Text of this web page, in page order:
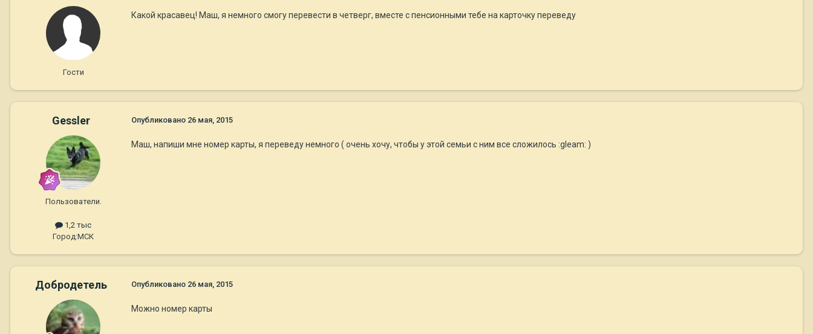
Гости
Какой красавец! Маш, я немного смогу перевести в четверг, вместе с пенсионными тебе на карточку переведу
Gessler
Пользователи.
1,2 тыс
Город:МСК
Опубликовано 26 мая, 2015
Маш, напиши мне номер карты, я переведу немного ( очень хочу, чтобы у этой семьи с ним все сложилось :gleam: )
Добродетель Опубликовано 26 мая, 2015
Можно номер карты